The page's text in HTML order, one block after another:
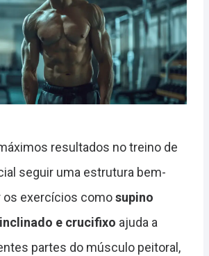
resultados no treino de
seguir uma estrutura bem-
os exercícios comosupino
e crucifixo ajuda a
partes do músculo peitoral,